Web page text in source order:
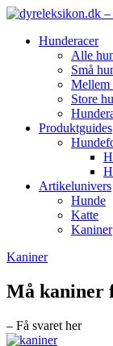
Hunderacer
Alle
Små
Mellem
Store
Produktguides
Artikelunivers
Hunde
Katte
Kaniner
Kaniner
Må kaniner
– Få svaret her